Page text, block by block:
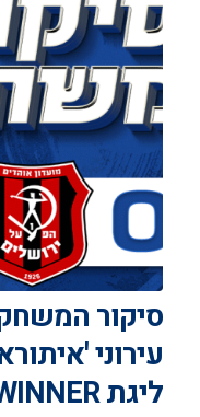
סיקור
עירוני
ליגת WINNER | מחזור 24